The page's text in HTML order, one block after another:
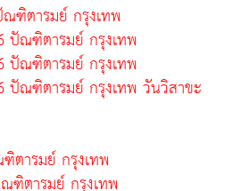
ฑิตารมย์ กรุงเทพ
ปัณฑิตารมย์ กรุงเทพ
ปัณฑิตารมย์ กรุงเทพ
ปัณฑิตารมย์ กรุงเทพ วันวิสาขะ
ตารมย์ กรุงเทพ
ฑิตารมย์ กรุงเทพ